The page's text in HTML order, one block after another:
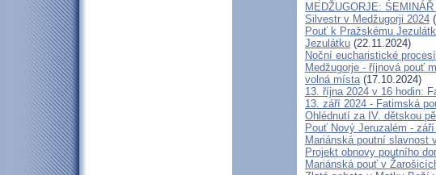
MEDŽUGORJE:
Silvestr v Medžugorji 2024
Pouť k Pražskému
Jezulátku (22.11.2024)
Noční eucharistické
Medžugorje - říjnová pouť
volná místa(17.10.2024)
13. října 2024 v 16 hodin:
13. září 2024 - Fatimská
Ohlédnutí za IV. dětskou
Pouť Nový Jeruzalém -
Mariánská poutní slavnost
Projekt obnovy poutního
Mariánská pouť v